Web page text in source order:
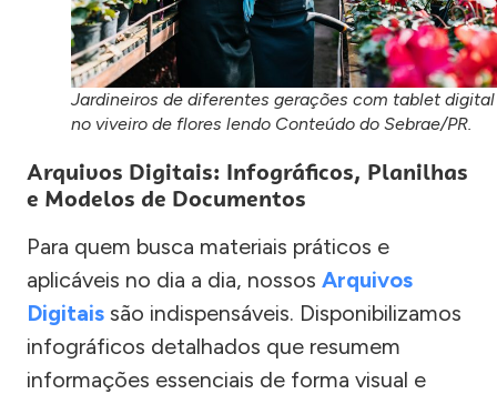
Jardineiros de diferentes gerações com tablet digital
no viveiro de flores lendo Conteúdo do Sebrae/PR.
Arquivos Digitais: Infográficos, Planilhas
e Modelos de Documentos
Para quem busca materiais práticos e
aplicáveis no dia a dia, nossos Arquivos
Digitais são indispensáveis. Disponibilizamos
infográficos detalhados que resumem
informações essenciais de forma visual e